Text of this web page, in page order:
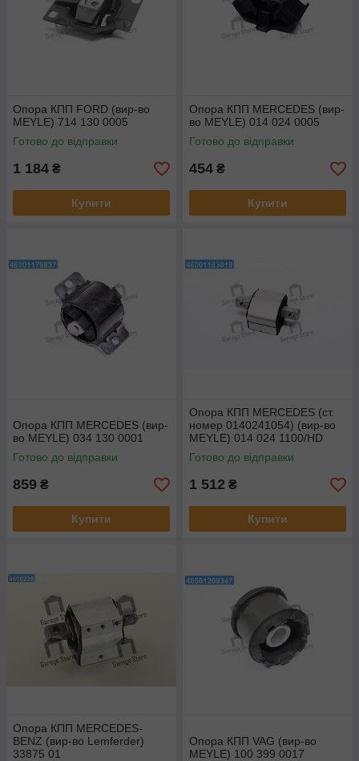
Опора КПП FORD (вир-во
MEYLE) 714 130 0005
Готово до відправки
1 184 ₴
Купити
Опора КПП MERCEDES (вир-
во MEYLE) 014 024 0005
Готово до відправки
454 ₴
Купити
Опора КПП MERCEDES (вир-
во MEYLE) 034 130 0001
Готово до відправки
859 ₴
Купити
Опора КПП MERCEDES (ст.
номер 0140241054) (вир-во
MEYLE) 014 024 1100/HD
Готово до відправки
1 512 ₴
Купити
Опора КПП MERCEDES-
BENZ (вир-во Lemferder)
33875 01
Опора КПП VAG (вир-во
MEYLE) 100 399 0017